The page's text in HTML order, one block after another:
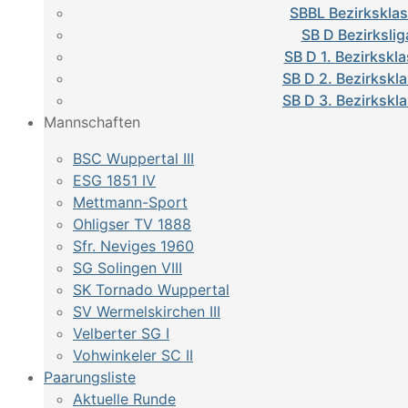
SBBL
SB D
SB D 1.
SB D 2.
SB D 3.
Mannschaften
BSC Wuppertal III
ESG 1851 IV
Mettmann-Sport
Ohligser TV 1888
Sfr. Neviges 1960
SG Solingen VIII
SK Tornado Wuppertal
SV Wermelskirchen III
Velberter SG I
Vohwinkeler SC II
Paarungsliste
Aktuelle Runde